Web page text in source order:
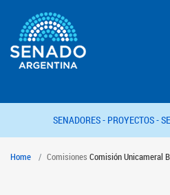
SENADORES - PROYECTOS -
Home Comisiones Comisión Unicameral